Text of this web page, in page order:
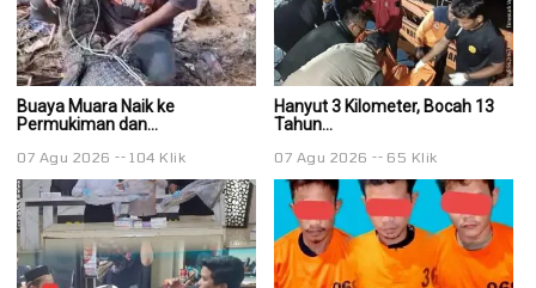
Buaya Muara Naik ke
Permukiman dan...
07 Agu 2026 104 Klik
Hanyut 3 Kilometer, Bocah 13
Tahun...
07 Agu 2026 65 Klik